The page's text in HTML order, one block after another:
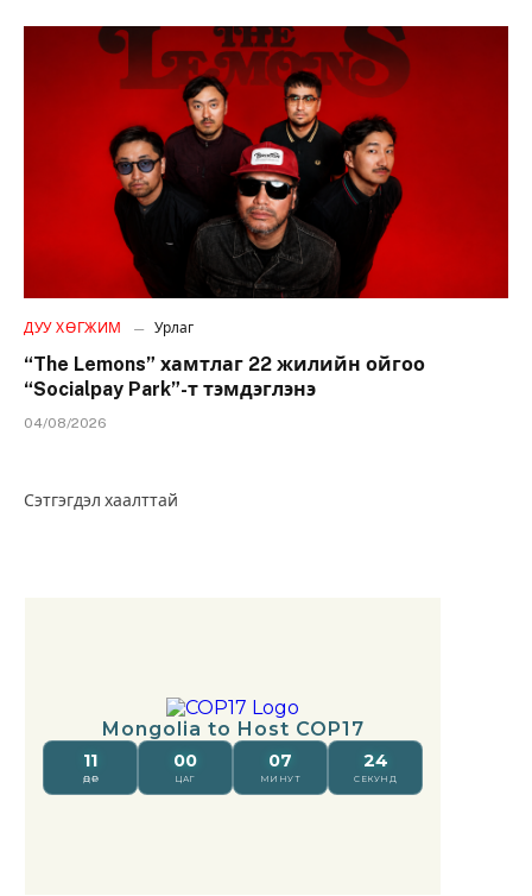
ДУУ ХӨГЖИМ Урлаг
“The Lemons” хамтлаг 22 жилийн ойгоо
“Socialpay Park”-т тэмдэглэнэ
04/08/2026
Сэтгэгдэл хаалттай